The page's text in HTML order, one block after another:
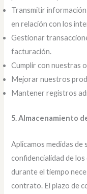
Transmitir
en relación con los
Gestionar
facturación.
Cumplir con nuestras
Mejorar nuestros
Mantener registros
5. Almacenamiento
Aplicamos medidas
confidencialidad de
durante el tiempo
contrato. El plazo de